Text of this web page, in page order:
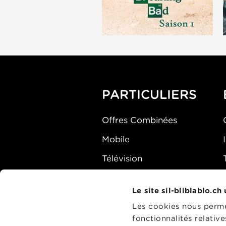
Le site sil-bliblablo.ch
Les cookies nous
fonctionnalités
PARTICULIERS
Offres Combinées
Mobile
Télévision